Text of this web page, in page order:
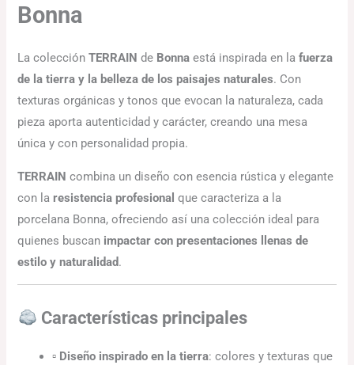
Bonna
La colecciónTERRAIN de Bonna está inspirada en lafuerza
de la tierra y la belleza de los paisajes naturales. Con
texturas orgánicas y tonos que evocan la naturaleza, cada
pieza aporta autenticidad y carácter, creando una mesa
única y con personalidad propia.
TERRAIN combina un diseño con esencia rústica y elegante
con laresistencia profesional que caracteriza a la
porcelana Bonna, ofreciendo así una colección ideal para
quienes buscan impactar con presentaciones llenas de
estilo y naturalidad.
Características principales
▫ Diseño inspirado en la tierra: colores y texturas que